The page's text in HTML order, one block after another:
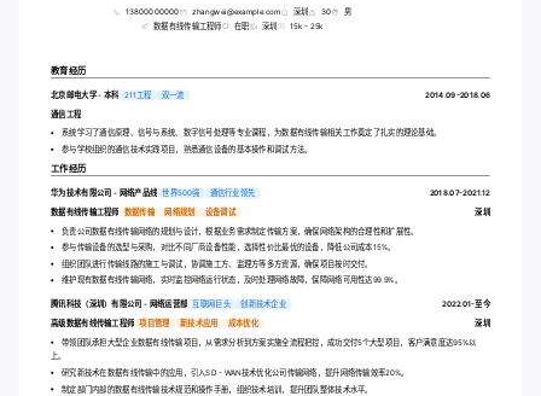
13800000000 zhangwei@example.com 深圳 30
男
数据有线传输工程师
在职 深圳 15k - 25k
教育经历
北京邮电大学 - 本科 211工程 双一流
2014.09-2018.06
通信工程
系统学习了通信原理、信号与系统、数字信号处理等专业课程，为数据有线传输相关工作奠定了扎实的理论基础。
参与学校组织的通信技术实践项目，熟悉通信设备的基本操作和调试方法。
工作经历
华为技术有限公司 - 网络产品线 世界500强 通信行业领先
2018.07-2021.12
数据有线传输工程师 数据传输 网络规划 设备调试 深圳
负责公司数据有线传输网络的规划与设计，根据业务需求制定传输方案，确保网络架构的合理性和扩展性。
参与传输设备的选型与采购，对比不同厂商设备性能，选择性价比最优的设备，降低公司成本15%。
组织团队进行传输线路的施工与调试，协调施工方、监理方等多方资源，确保项目按时交付。
维护现有数据有线传输网络，实时监控网络运行状态，及时处理网络故障，保障网络可用性达99.9%。
腾讯科技（深圳）有限公司 - 网络运营部 互联网巨头 创新技术企业 2022.01-至今
高级数据有线传输工程师 项目管理 新技术应用 成本优化 深圳
带领团队承担大型企业数据有线传输项目，从需求分析到方案实施全流程把控，成功交付5个大型项目，客户满意度达95%以
上。
研究新技术在数据有线传输中的应用，引入SD - WAN技术优化公司传输网络，提升网络传输效率20%。
制定部门内部的数据有线传输技术规范和操作手册，组织技术培训，提升团队整体技术水平。